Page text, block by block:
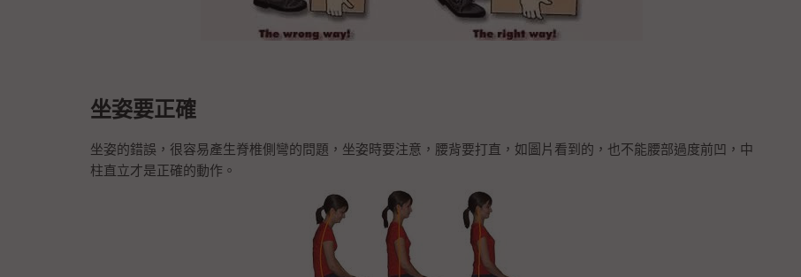
坐姿要正確
坐姿的錯誤，很容易產生脊椎側彎的問題，坐姿時要注意，腰背要打直，如圖片看到的，也不能腰部過度前凹，中
柱直立才是正確的動作。